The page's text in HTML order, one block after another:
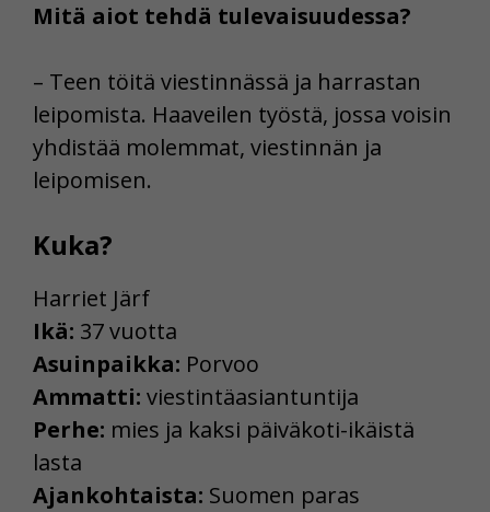
Mitä aiot tehdä tulevaisuudessa?
– Teen töitä viestinnässä ja harrastan
leipomista. Haaveilen työstä, jossa voisin
yhdistää molemmat, viestinnän ja
leipomisen.
Kuka?
Harriet Järf
Ikä: 37 vuotta
Asuinpaikka: Porvoo
Ammatti: viestintäasiantuntija
Perhe: mies ja kaksi päiväkoti-ikäistä
lasta
Ajankohtaista: Suomen paras